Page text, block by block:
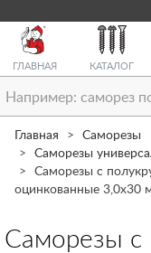
ГЛАВНАЯ КАТАЛОГ
Главная
Саморезы
Саморезы
Саморезы с
оцинкованные 3,0х30
Саморезы с